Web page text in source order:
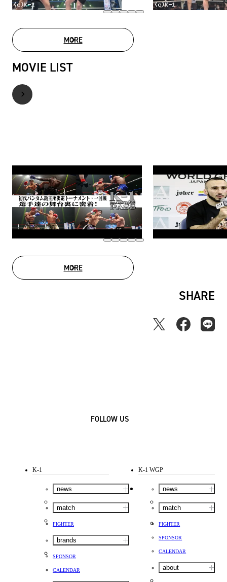
MOREPHOTO GALLERY
MOVIE LIST
MOREMOVIE LIST
SHARE
FOLLOW US
K-1
news
match
FIGHTER
brands
SPONSOR
CALENDAR
K-1 WGP
news
match
FIGHTER
SPONSOR
CALENDAR
about